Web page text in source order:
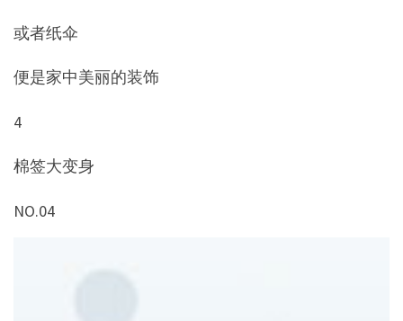
或者纸伞
便是家中美丽的装饰
4
棉签大变身
NO.04